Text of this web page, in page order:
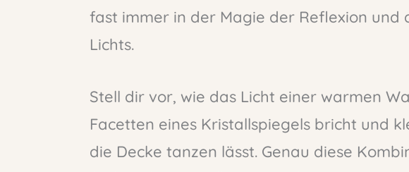
fast immer in der Magie der Reflexion und
Lichts.
Stell dir vor, wie das Licht einer warmen
Facetten eines Kristallspiegels bricht und
die Decke tanzen lässt. Genau diese